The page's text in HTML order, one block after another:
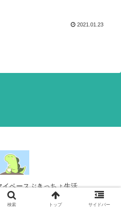
2021.01.23
ペースぶきっちょ生活.
検索 トップ サイドバー